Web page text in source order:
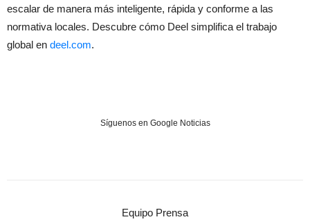
escalar de manera más inteligente, rápida y conforme a las
normativa locales. Descubre cómo Deel simplifica el trabajo
global en deel.com.
Síguenos en Google Noticias
Equipo Prensa